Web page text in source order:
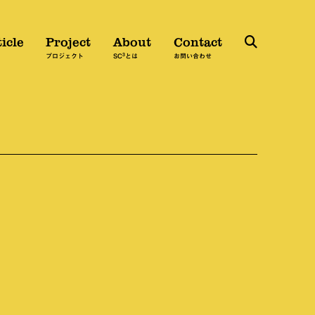
Project
プロジェクト
About
SC3とは
Contact
お問い合わせ